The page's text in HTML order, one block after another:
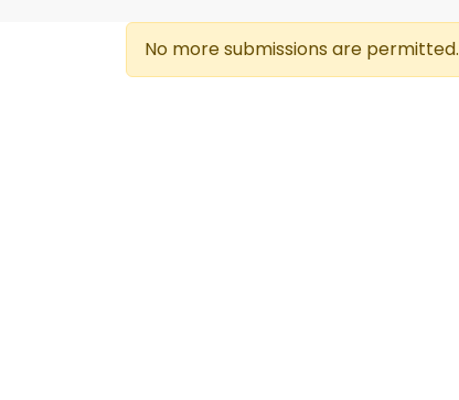
Message d'avertissement
No more submissions are permitted.